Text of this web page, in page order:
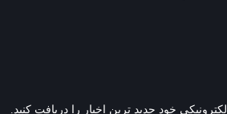
خود جدید ترین اخبار را دریافت کنید.